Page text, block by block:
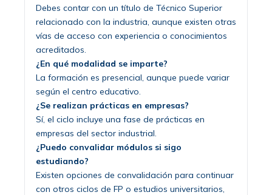
Debes contar con un título de Técnico Superior
relacionado con la industria, aunque existen otras
vías de acceso con experiencia o conocimientos
acreditados.
¿En qué modalidad se imparte?
La formación es presencial, aunque puede variar
según el centro educativo.
¿Se realizan prácticas en empresas?
Sí, el ciclo incluye una fase de prácticas en
empresas del sector industrial.
¿Puedo convalidar módulos si sigo
estudiando?
Existen opciones de convalidación para continuar
con otros ciclos de FP o estudios universitarios,